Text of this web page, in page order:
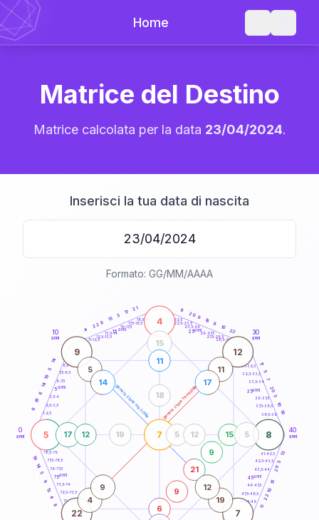
Home
Matrice del Destino
Matrice calcolata per la data 23/04/2024.
Inserisci la tua data di nascita
Formato: GG/MM/AAAA
generazione maschile generazione femminile
0
anni
10
anni
30
anni
40
anni
1-2,5
2,5-3,5
3,5-4
6-7,5
7,5-8,5
8,5-9
11-12,5
12,5-13,5
13,5-14
16-17,5
17,5-18,5
18,5-19
21-22,5
22,5-23,5
23,5-24
26-27,5
27,5-28,5
28,5-29
31-32,5
32,5-33,5
33,5-34
36-37,5
37,5-38,5
38,5-39
41-42,5
42,5-43,5
43,5-44
46-47,5
47,5-48,5
48,5-49
71-72,5
72,5-73,5
73,5-74
76-77,5
77,5-78,5
78,5-79
6
19
6
14
19
5
14
4
22 8
13 3
17
21 6
20 9
16
8
10
22
17
5
7
20
3
10
18
13
5
20
15
10
22
11
8
4
13
9
5
14
19
5
4
8
7
9 12
22 7
6
9
21
9
15
17
15
5
12
11
5 12
19
18
5
14
11
17
4
9
19
12
5anni
15 anni 25anni
35anni
45anni
75anni